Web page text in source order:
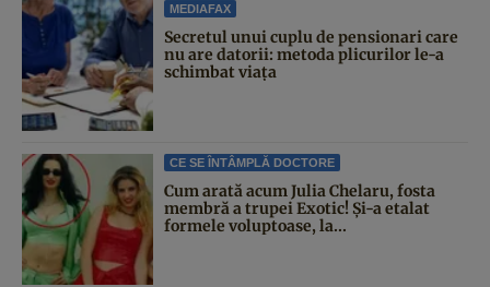
MEDIAFAX
Secretul unui cuplu de pensionari care
nu are datorii: metoda plicurilor le-a
schimbat viața
CE SE ÎNTÂMPLĂ DOCTORE
Cum arată acum Julia Chelaru, fosta
membră a trupei Exotic! Și-a etalat
formele voluptoase, la...